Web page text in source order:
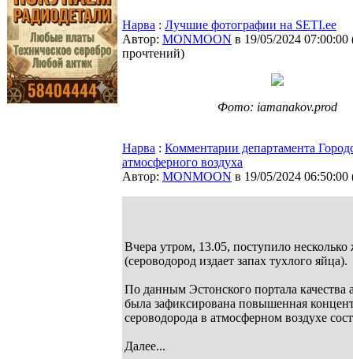
Нарва : Лучшие фотографии на SETI.ee
Автор: MONMOON в 19/05/2024 07:00:00
прочтений)
Фото: iamanakov.prod
Нарва : Комментарии департамента
атмосферного воздуха
Автор: MONMOON в 19/05/2024 06:50:00
Вчера утром, 13.05, поступило
(сероводород издает запах тухлого яйца).
По данным Эстонского портала
была зафиксирована повышенная
сероводорода в атмосферном воздухе
Далее...